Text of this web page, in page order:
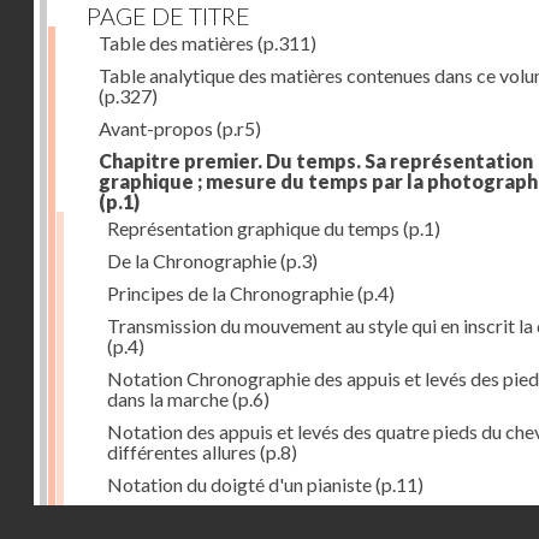
PAGE DE TITRE
Table des matières (p.311)
Table analytique des matières contenues dans ce
(p.327)
Avant-propos (p.r5)
Chapitre premier. Du temps. Sa représentation
graphique ; mesure du temps par la
(p.1)
Représentation graphique du temps (p.1)
De la Chronographie(p.3)
Principes de la Chronographie(p.4)
Transmission du mouvement au style qui en inscrit la
(p.4)
Notation Chronographie des appuis et levés des
dans la marche(p.6)
Notation des appuis et levés des quatre pieds du
différentes allures (p.8)
Notation du doigté d'un pianiste(p.11)